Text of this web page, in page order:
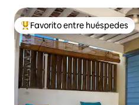
De los mejores en Favorito
Favorito entre huéspedes